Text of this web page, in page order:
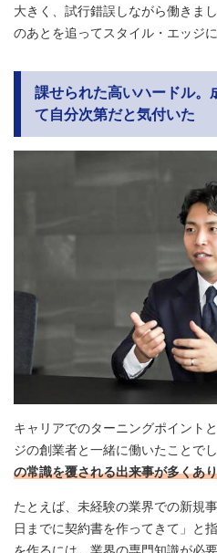
大きく、試行錯誤しながら働きま
のあとを追ってスタイル・エッジ
課せられた高いハードル。
て自分次第だと気付いた
キャリアでのターニングポイント
ジの創業者と一緒に働いたことでし
の常識を覆される出来事が多くあ
たとえば、未経験の業界での新規
日までに契約書を作ってきて」と